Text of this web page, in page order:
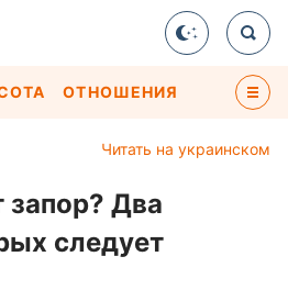
ОТНОШЕНИЯ
Читать на украинском
Два
следует